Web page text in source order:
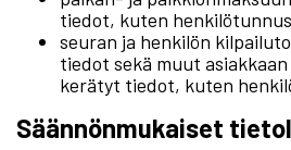
tiedot, kuten henkilötunnus
seuran ja henkilön
tiedot sekä muut
kerätyt tiedot, kuten
Säännönmukaiset